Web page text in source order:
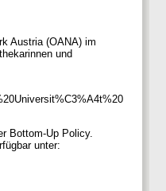
Austria (OANA) im
und
Bottom-Up Policy.
unter: